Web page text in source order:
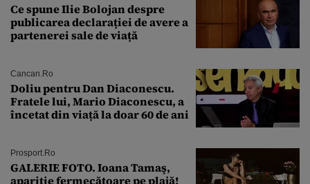
Ce spune Ilie Bolojan despre
publicarea declarației de avere a
partenerei sale de viață
Cancan.ro
Doliu pentru Dan Diaconescu.
Fratele lui, Mario Diaconescu, a
încetat din viață la doar 60 de ani
Prosport.ro
GALERIE FOTO. Ioana Tamaş,
apariție fermecătoare pe plajă!